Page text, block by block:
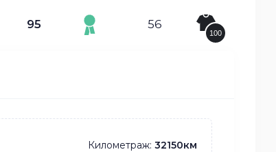
95 56
100
Километраж: 32150км